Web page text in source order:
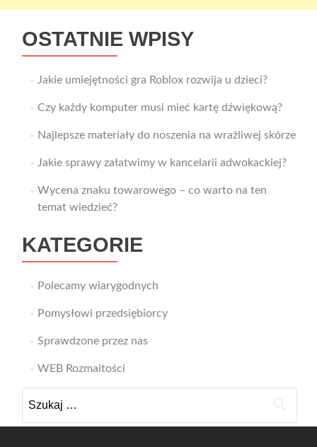
OSTATNIE WPISY
Jakie umiejętności gra Roblox rozwija u dzieci?
Czy każdy komputer musi mieć kartę dźwiękową?
Najlepsze materiały do noszenia na wrażliwej skórze
Jakie sprawy załatwimy w kancelarii adwokackiej?
Wycena znaku towarowego – co warto na ten
temat wiedzieć?
KATEGORIE
Polecamy wiarygodnych
Pomysłowi przedsiębiorcy
Sprawdzone przez nas
WEB Rozmaitości